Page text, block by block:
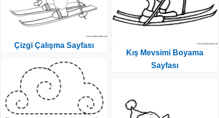
Çizgi Çalışma Sayfası
Kış Mevsimi Boyama
Sayfası